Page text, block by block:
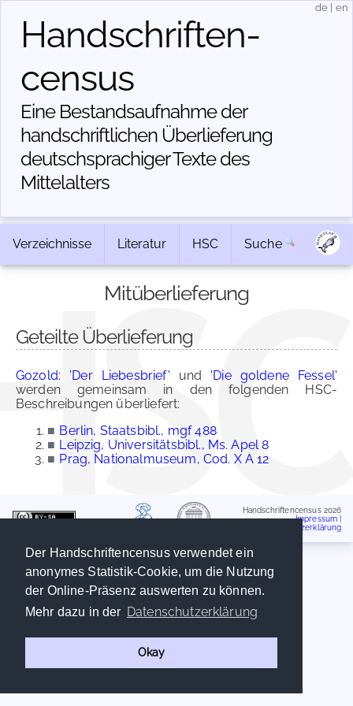
Der Handschriftencensus verwendet ein
anonymes Statistik-Cookie, um die Nutzung
der Online-Präsenz auswerten zu können.
Mehr dazu in der Datenschutzerklärung
Okay
Handschriften­
census
Eine Bestandsaufnahme der
handschriftlichen Über­lieferung
deutschsprachiger Texte des
Mittelalters
de en
Verzeichnisse Literatur HSC Suche
Mitüberlieferung
Geteilte Überlieferung
Gozold: 'Der Liebesbrief' und 'Die goldene Fessel'
werden gemeinsam in den folgenden HSC-
Beschreibungen überliefert:
■ Berlin, Staatsbibl., mgf 488
■ Leipzig, Universitätsbibl., Ms. Apel 8
■ Prag, Nationalmuseum, Cod. X A 12
Handschriftencensus 2026
Impressum
Datenschutzerklärung